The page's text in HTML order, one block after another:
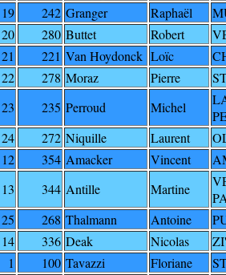
19 242 Granger Raphaël
20 280 Buttet Robert
21 221 Van Hoydonck Loïc
22 278 Moraz Pierre
23 235 Perroud Michel
24 272 Niquille Laurent
12 354 Amacker Vincent
13 344 Antille Martine
25 268 Thalmann Antoine
14 336 Deak Nicolas
1 100 Tavazzi Floriane